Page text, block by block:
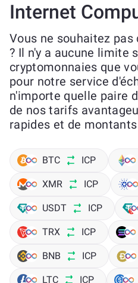
Internet
Vous ne souhaitez pas
? Il n'y a aucune limite
cryptomonnaies que
pour notre service
n'importe quelle paire
de nos tarifs
rapides et de
BTC ICP
XMR ICP
USDT ICP
TRX ICP
BNB ICP
LTC ICP